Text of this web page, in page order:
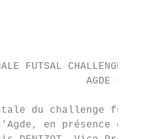
FUTSAL CHALLENGE
AGDE Le
du challenge
en présence de